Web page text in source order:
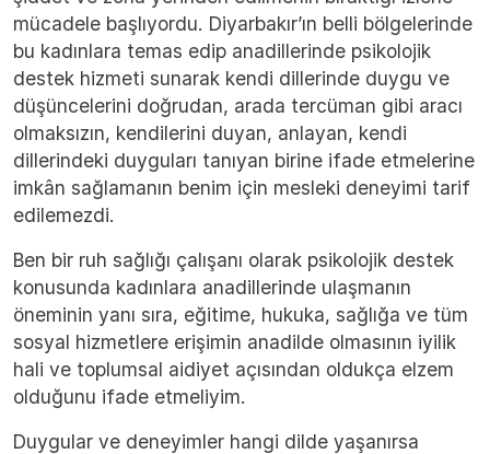
mücadele başlıyordu. Diyarbakır’ın belli bölgelerinde
bu kadınlara temas edip anadillerinde psikolojik
destek hizmeti sunarak kendi dillerinde duygu ve
düşüncelerini doğrudan, arada tercüman gibi aracı
olmaksızın, kendilerini duyan, anlayan, kendi
dillerindeki duyguları tanıyan birine ifade etmelerine
imkân sağlamanın benim için mesleki deneyimi tarif
edilemezdi.
Ben bir ruh sağlığı çalışanı olarak psikolojik destek
konusunda kadınlara anadillerinde ulaşmanın
öneminin yanı sıra, eğitime, hukuka, sağlığa ve tüm
sosyal hizmetlere erişimin anadilde olmasının iyilik
hali ve toplumsal aidiyet açısından oldukça elzem
olduğunu ifade etmeliyim.
Duygular ve deneyimler hangi dilde yaşanırsa